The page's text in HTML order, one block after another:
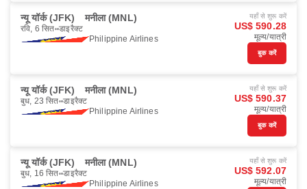
न्यू यॉर्क (JFK) मनीला (MNL)
रवि, 6 सित॰ डाइरैक्ट
Philippine Airlines
यहाँ से शुरू करें
US$ 590.28
मूल्य/यात्री
बुक करें
न्यू यॉर्क (JFK) मनीला (MNL)
बुध, 23 सित॰ डाइरैक्ट
Philippine Airlines
यहाँ से शुरू करें
US$ 590.37
मूल्य/यात्री
बुक करें
न्यू यॉर्क (JFK) मनीला (MNL)
बुध, 16 सित॰ डाइरैक्ट
Philippine Airlines
यहाँ से शुरू करें
US$ 592.07
मूल्य/यात्री